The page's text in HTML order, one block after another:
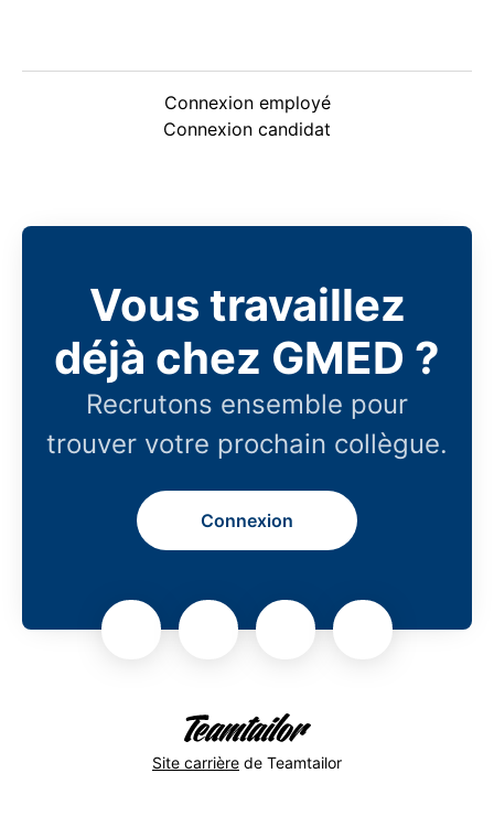
Connexion employé
Connexion candidat
Vous travaillez
déjà chez GMED ?
Recrutons ensemble pour
trouver votre prochain collègue.
Connexion
Site carrière de Teamtailor